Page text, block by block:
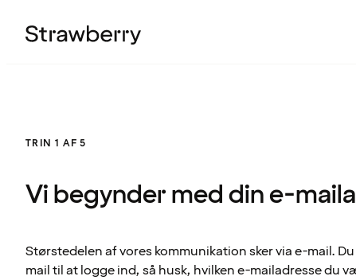
TRIN 1 AF 5
Vi begynder med din e-
Størstedelen af vores kommunikation sker via e-mail.
mail til at logge ind, så husk, hvilken e-mailadresse du